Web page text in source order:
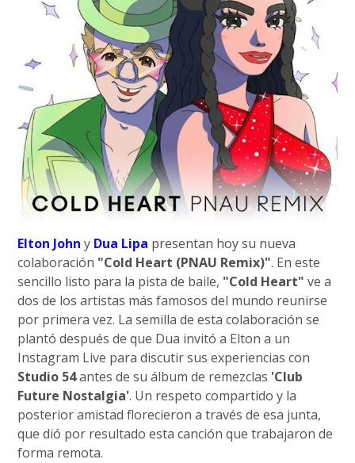
Elton John y Dua Lipa presentan hoy su nueva
colaboración "Cold Heart (PNAU Remix)". En este
sencillo listo para la pista de baile, "Cold Heart" ve a
dos de los artistas más famosos del mundo reunirse
por primera vez. La semilla de esta colaboración se
plantó después de que Dua invitó a Elton a un
Instagram Live para discutir sus experiencias con
Studio 54antes de su álbum de remezclas 'Club
Future Nostalgia'. Un respeto compartido y la
posterior amistad florecieron a través de esa junta,
que dió por resultado esta canción que trabajaron de
forma remota.